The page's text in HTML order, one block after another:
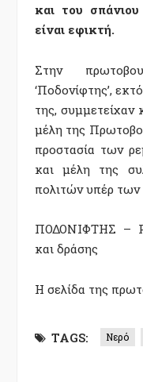
και του
είναι εφικτή.
Στην
‘Ποδονίφτης’,
της, συμμετείχαν
μέλη της
προστασία των
και μέλη της
πολιτών υπέρ των
ΠΟΔΟΝΙΦΤΗΣ –
και δράσης
Η σελίδα της
TAGS: Νερό